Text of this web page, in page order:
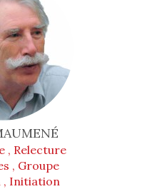
, Relecture
, Groupe
, Initiation